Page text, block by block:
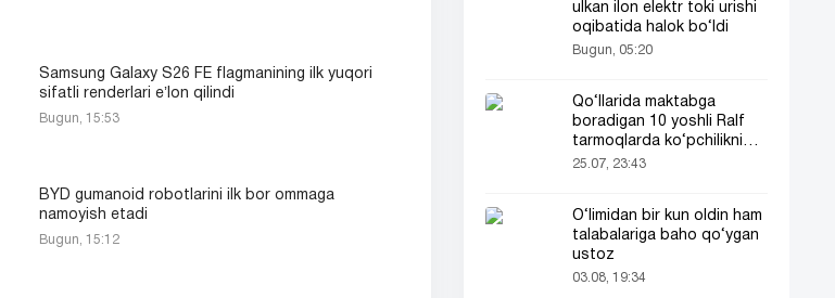
Samsung Galaxy S26 FE flagmanining ilk yuqori
sifatli renderlari eʼlon qilindi
Bugun, 15:53
BYD gumanoid robotlarini ilk bor ommaga
namoyish etadi
Bugun, 15:12
ulkan ilon elektr toki urishi
oqibatida halok bo‘ldi
Bugun, 05:20
Qo‘llarida maktabga
boradigan 10 yoshli Ralf
tarmoqlarda ko‘pchilikni
ta’sirlantirdi
25.07, 23:43
O‘limidan bir kun oldin ham
talabalariga baho qo‘ygan
ustoz
03.08, 19:34